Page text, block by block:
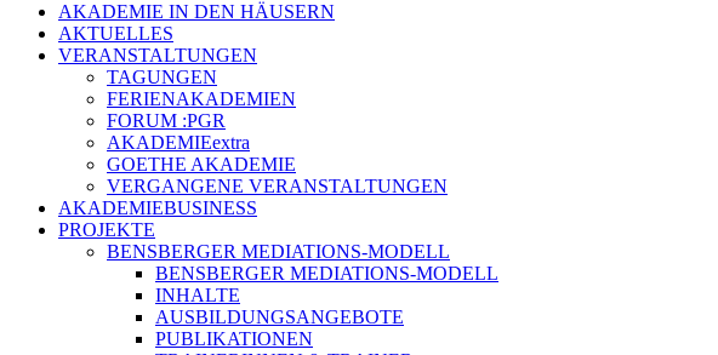
AKADEMIE IN DEN HÄUSERN
AKTUELLES
VERANSTALTUNGEN
TAGUNGEN
FERIENAKADEMIEN
FORUM :PGR
AKADEMIEextra
GOETHE AKADEMIE
VERGANGENE VERANSTALTUNGEN
AKADEMIEBUSINESS
PROJEKTE
BENSBERGER MEDIATIONS-MODELL
BENSBERGER MEDIATIONS-MODELL
INHALTE
AUSBILDUNGSANGEBOTE
PUBLIKATIONEN